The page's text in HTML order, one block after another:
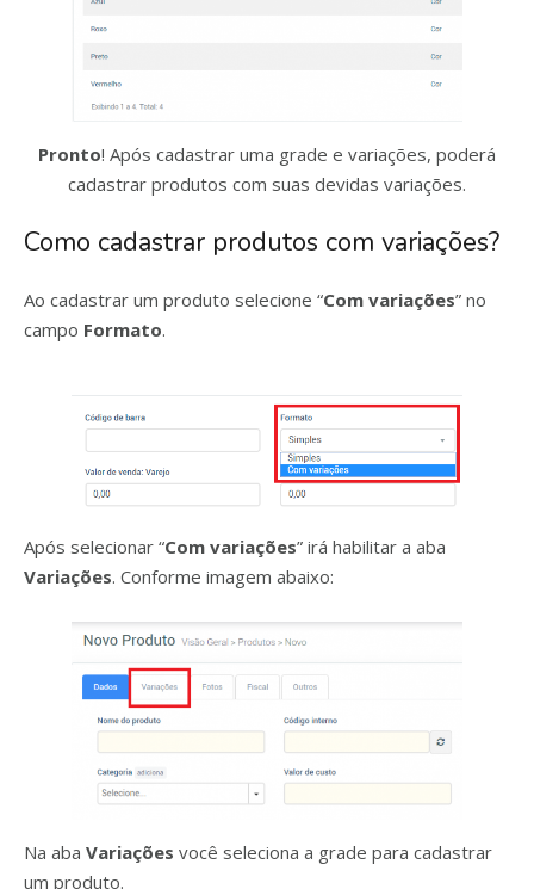
Pronto! Após cadastrar uma grade e variações, poderá
cadastrar produtos com suas devidas variações.
Como cadastrar produtos com variações?
Ao cadastrar um produto selecione “Com variações” no
campo Formato.
Após selecionar “Com variações” irá habilitar a aba
Variações. Conforme imagem abaixo:
Na aba Variações você seleciona a grade para cadastrar
um produto.